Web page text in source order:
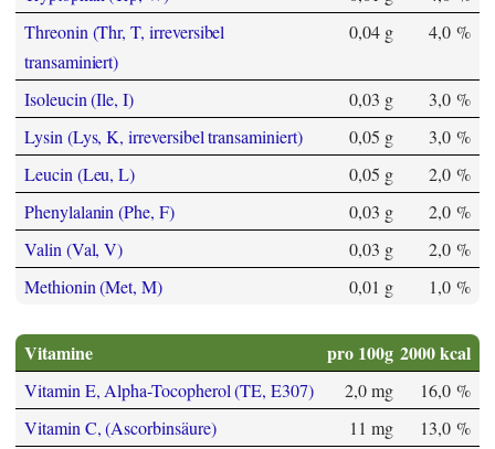
Threonin (Thr, T, irreversibel
transaminiert)
0,04 g 4,0 %
Isoleucin (Ile, I) 0,03 g
3,0 %
Lysin (Lys, K, irreversibel transaminiert)
0,05 g
3,0 %
Leucin (Leu, L)
0,05 g
2,0 %
Phenylalanin (Phe, F)
0,03 g
2,0 %
Valin (Val, V)
0,03 g
2,0 %
Methionin (Met, M)
0,01 g 1,0 %
Vitamine pro 100g 2000 kcal
Vitamin E, Alpha-Tocopherol (TE, E307) 2,0 mg
16,0 %
Vitamin C, (Ascorbinsäure)
11 mg
13,0 %